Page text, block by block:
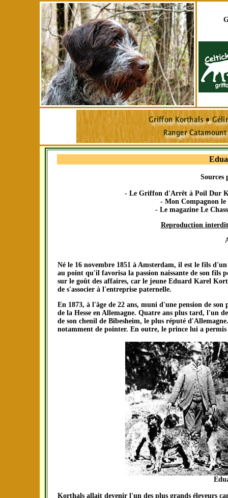
Sources
- Le Griffon d'Arrêt à Poil Dur
- Mon Compagnon
- Le magazine Le
Reproduction
Né le 16 novembre 1851 à Amsterdam, il est le fils
au point qu'il favorisa la passion naissante de son fils
sur le goût des affaires, car le jeune Eduard Karel
de s'associer à l'entreprise paternelle.
En 1873, à l'âge de 22 ans, muni d'une pension de son
de la Hesse en Allemagne. Quatre ans plus tard, l'un
de son chenil de Bibesheim, le plus réputé
notamment de pointer. En outre, le prince lui a
Korthals allait devenir l'un des plus grands éleveurs